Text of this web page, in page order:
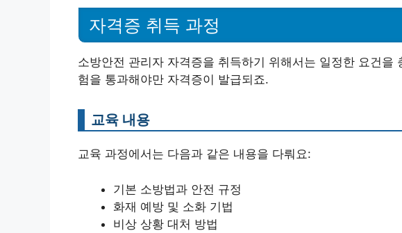
자격증 취득 과정
소방안전 관리자 자격증을 취득하기 위해서는 일정한 요건을
험을 통과해야만 자격증이 발급되죠.
교육 내용
교육 과정에서는 다음과 같은 내용을 다뤄요:
기본 소방법과 안전 규정
화재 예방 및 소화 기법
비상 상황 대처 방법